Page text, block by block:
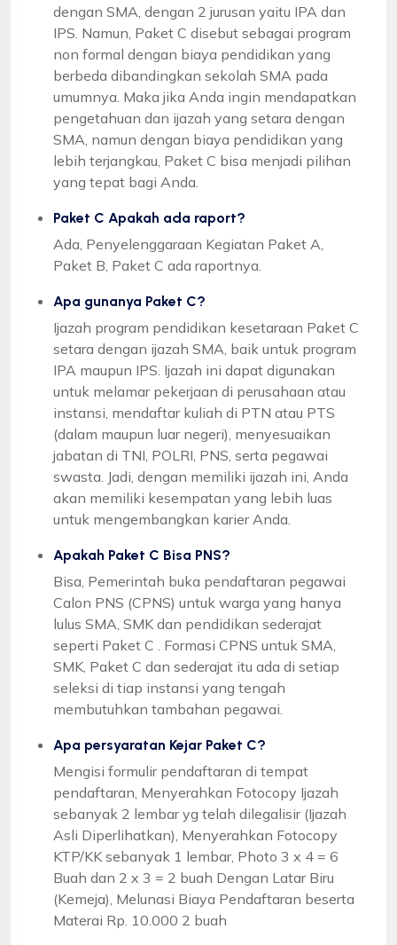
dengan SMA, dengan 2 jurusan yaitu IPA dan
IPS. Namun, Paket C disebut sebagai program
non formal dengan biaya pendidikan yang
berbeda dibandingkan sekolah SMA pada
umumnya. Maka jika Anda ingin mendapatkan
pengetahuan dan ijazah yang setara dengan
SMA, namun dengan biaya pendidikan yang
lebih terjangkau, Paket C bisa menjadi pilihan
yang tepat bagi Anda.
Paket C Apakah ada raport?
Ada, Penyelenggaraan Kegiatan Paket A,
Paket B, Paket C ada raportnya.
Apa gunanya Paket C?
Ijazah program pendidikan kesetaraan Paket C
setara dengan ijazah SMA, baik untuk program
IPA maupun IPS. Ijazah ini dapat digunakan
untuk melamar pekerjaan di perusahaan atau
instansi, mendaftar kuliah di PTN atau PTS
(dalam maupun luar negeri), menyesuaikan
jabatan di TNI, POLRI, PNS, serta pegawai
swasta. Jadi, dengan memiliki ijazah ini, Anda
akan memiliki kesempatan yang lebih luas
untuk mengembangkan karier Anda.
Apakah Paket C Bisa PNS?
Bisa, Pemerintah buka pendaftaran pegawai
Calon PNS (CPNS) untuk warga yang hanya
lulus SMA, SMK dan pendidikan sederajat
seperti Paket C . Formasi CPNS untuk SMA,
SMK, Paket C dan sederajat itu ada di setiap
seleksi di tiap instansi yang tengah
membutuhkan tambahan pegawai.
Apa persyaratan Kejar Paket C?
Mengisi formulir pendaftaran di tempat
pendaftaran, Menyerahkan Fotocopy Ijazah
sebanyak 2 lembar yg telah dilegalisir (Ijazah
Asli Diperlihatkan), Menyerahkan Fotocopy
KTP/KK sebanyak 1 lembar, Photo 3 x 4 = 6
Buah dan 2 x 3 = 2 buah Dengan Latar Biru
(Kemeja), Melunasi Biaya Pendaftaran beserta
Materai Rp. 10.000 2 buah